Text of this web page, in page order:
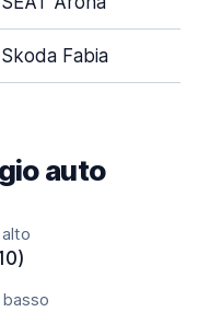
Skoda Fabia
auto